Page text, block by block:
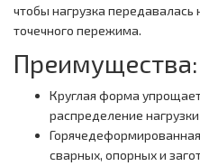
чтобы нагрузка передавалась
точечного пережима.
Преимущества:
Круглая форма
распределение
сварных, опорных и